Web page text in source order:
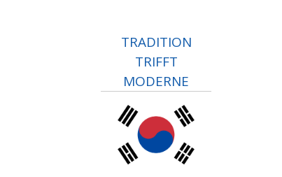
TRADITION
TRIFFT
MODERNE